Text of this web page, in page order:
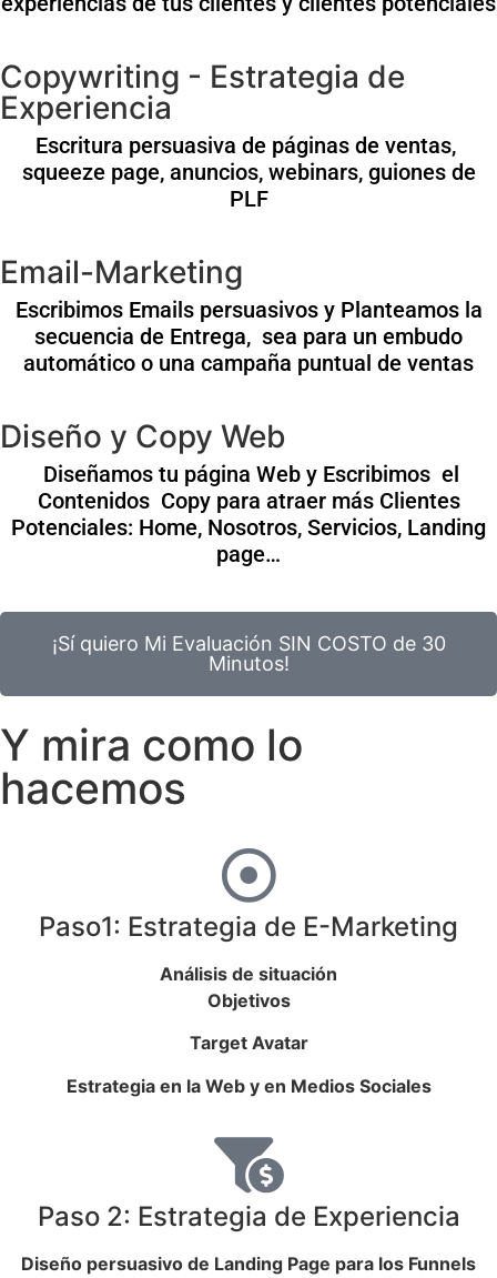
Copywriting - Estrategia de
Experiencia
Escritura persuasiva de páginas de ventas,
squeeze page, anuncios, webinars, guiones de
PLF
Email-Marketing
Escribimos Emails persuasivos y Planteamos la
secuencia de Entrega, sea para un embudo
automático o una campaña puntual de ventas
Diseño y Copy Web
Diseñamos tu página Web y Escribimos el
Contenidos Copy para atraer más Clientes
Potenciales: Home, Nosotros, Servicios, Landing
page…
¡Sí quiero Mi Evaluación SIN COSTO de 30
Minutos!
Y mira como lo
hacemos
Paso1: Estrategia de E-Marketing
Análisis de situación
Objetivos
Target Avatar
Estrategia en la Web y en Medios Sociales
Paso 2: Estrategia de Experiencia
Diseño persuasivo de Landing Page para los Funnels